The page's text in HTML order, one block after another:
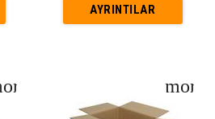
AYRINTILAR